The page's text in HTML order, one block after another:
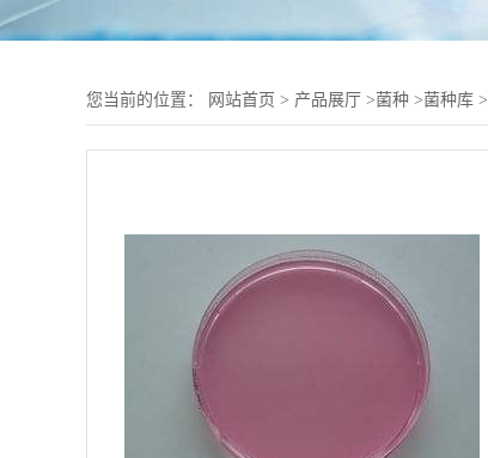
您当前的位置： 网站首页 > 产品展厅 >菌种 >菌种库 >